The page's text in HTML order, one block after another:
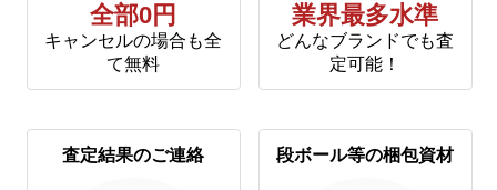
全部0円
キャンセルの場合も全
て無料
業界最多水準
どんなブランドでも査
定可能！
査定結果のご連絡 段ボール等の梱包資材